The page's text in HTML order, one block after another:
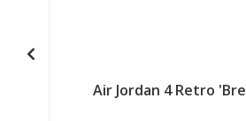
Air Jordan 4 Retro